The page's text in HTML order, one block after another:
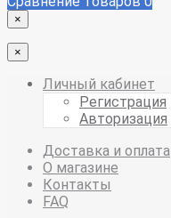
×
×
Личный кабинет
Регистрация
Авторизация
Доставка и оплата
О магазине
Контакты
FAQ